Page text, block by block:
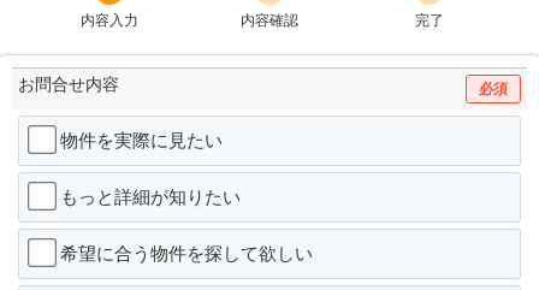
内容入力
内容確認
完了
お問合せ内容 必須
物件を実際に見たい
もっと詳細が知りたい
希望に合う物件を探して欲しい